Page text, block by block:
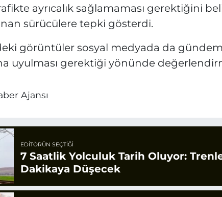
ayrıcalık sağlamaması gerektiğini
sürücülere tepki gösterdi.
görüntüler sosyal medyada da
uyulması gerektiği yönünde
Ajansı
EDITÖRÜN SEÇTIĞI
7 Saatlik Yolculuk Tarih Oluyor:
Dakikaya Düşecek